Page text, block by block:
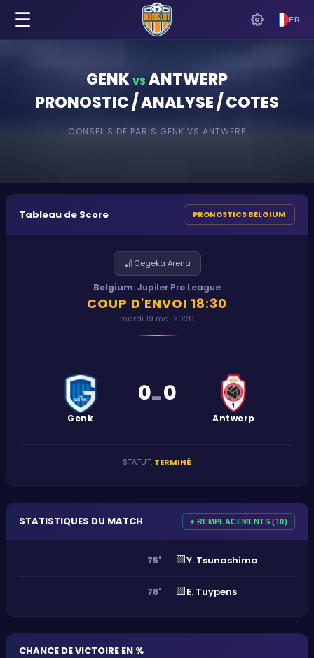
FR
☰
GENK VS ANTWERP
PRONOSTIC / ANALYSE / COTES
CONSEILS DE PARIS GENK VS ANTWERP
Tableau de Score PRONOSTICS BELGIUM
🏏Cegeka Arena
Belgium:Jupiler Pro League
COUP D'ENVOI 18:30
mardi 19 mai 2026
Genk
0-0
Antwerp
STATUT: TERMINÉ
STATISTIQUES DU MATCH + REMPLACEMENTS (10)
75' 🟨Y. Tsunashima
78' 🟨E. Tuypens
CHANCE DE VICTOIRE EN %